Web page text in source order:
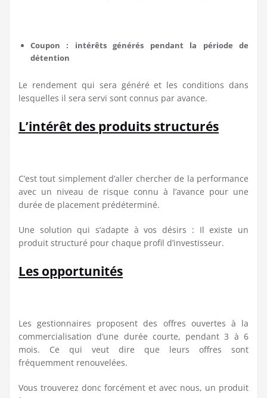
Coupon : intérêts générés pendant la période de
détention
Le rendement qui sera généré et les conditions dans
lesquelles il sera servi sont connus par avance.
L’intérêt des produits structurés
C’est tout simplement d’aller chercher de la performance
avec un niveau de risque connu à l’avance pour une
durée de placement prédéterminé.
Une solution qui s’adapte à vos désirs : Il existe un
produit structuré pour chaque profil d’investisseur.
Les opportunités
Les gestionnaires proposent des offres ouvertes à la
commercialisation d’une durée courte, pendant 3 à 6
mois. Ce qui veut dire que leurs offres sont
fréquemment renouvelées.
Vous trouverez donc forcément et avec nous, un produit